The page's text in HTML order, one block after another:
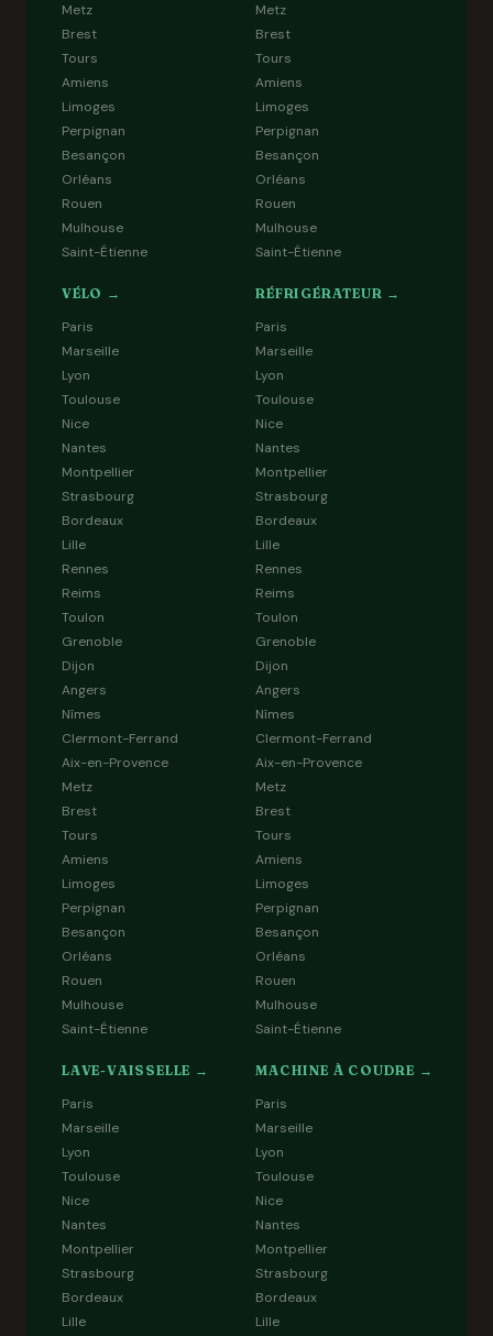
Metz
Brest
Tours
Amiens
Limoges
Perpignan
Besançon
Orléans
Rouen
Mulhouse
Saint-Étienne
Metz
Brest
Tours
Amiens
Limoges
Perpignan
Besançon
Orléans
Rouen
Mulhouse
Saint-Étienne
VÉLO →
Paris
Marseille
Lyon
Toulouse
Nice
Nantes
Montpellier
Strasbourg
Bordeaux
Lille
Rennes
Reims
Toulon
Grenoble
Dijon
Angers
Nîmes
Clermont-Ferrand
Aix-en-Provence
Metz
Brest
Tours
Amiens
Limoges
Perpignan
Besançon
Orléans
Rouen
Mulhouse
Saint-Étienne
RÉFRIGÉRATEUR →
Paris
Marseille
Lyon
Toulouse
Nice
Nantes
Montpellier
Strasbourg
Bordeaux
Lille
Rennes
Reims
Toulon
Grenoble
Dijon
Angers
Nîmes
Clermont-Ferrand
Aix-en-Provence
Metz
Brest
Tours
Amiens
Limoges
Perpignan
Besançon
Orléans
Rouen
Mulhouse
Saint-Étienne
LAVE-VAISSELLE →
Paris
Marseille
Lyon
Toulouse
Nice
Nantes
Montpellier
Strasbourg
Bordeaux
Lille
MACHINE À COUDRE →
Paris
Marseille
Lyon
Toulouse
Nice
Nantes
Montpellier
Strasbourg
Bordeaux
Lille